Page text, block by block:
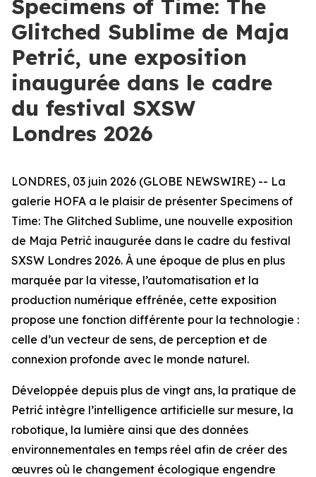
Specimens of Time: The
Glitched Sublime de Maja
Petrić, une exposition
inaugurée dans le cadre
du festival SXSW
Londres 2026
LONDRES, 03 juin 2026 (GLOBE NEWSWIRE) -- La
galerie HOFA a le plaisir de présenter Specimens of
Time: The Glitched Sublime, une nouvelle exposition
de Maja Petrić inaugurée dans le cadre du festival
SXSW Londres 2026. À une époque de plus en plus
marquée par la vitesse, l’automatisation et la
production numérique effrénée, cette exposition
propose une fonction différente pour la technologie :
celle d’un vecteur de sens, de perception et de
connexion profonde avec le monde naturel.
Développée depuis plus de vingt ans, la pratique de
Petrić intègre l’intelligence artificielle sur mesure, la
robotique, la lumière ainsi que des données
environnementales en temps réel afin de créer des
œuvres où le changement écologique engendre